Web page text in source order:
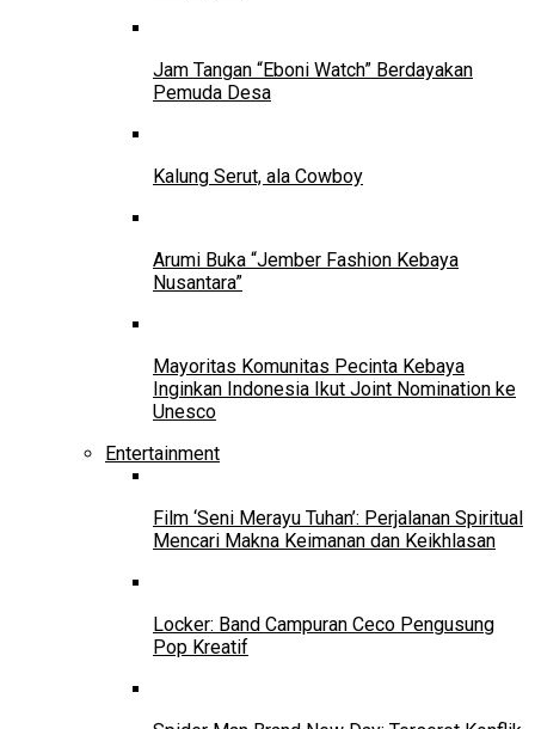
Jam Tangan “Eboni Watch” Berdayakan
Pemuda Desa
Kalung Serut, ala Cowboy
Arumi Buka “Jember Fashion Kebaya
Nusantara”
Mayoritas Komunitas Pecinta Kebaya
Inginkan Indonesia Ikut Joint Nomination ke
Unesco
Entertainment
Film ‘Seni Merayu Tuhan’: Perjalanan Spiritual
Mencari Makna Keimanan dan Keikhlasan
Locker: Band Campuran Ceco Pengusung
Pop Kreatif